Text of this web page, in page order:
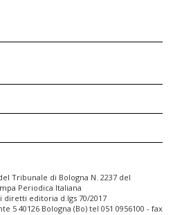
Tribunale di Bologna N. 2237 del
Periodica Italiana
editoria d.lgs 70/2017
5 40126 Bologna (Bo) tel 051 0956100 - fax